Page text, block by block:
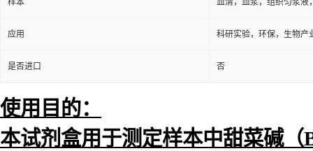
样本 血清，血浆，组织匀浆液
应用 科研实验，环保，生物产
是否进口 否
使用目的：
本试剂盒用于测定样本中甜菜碱（